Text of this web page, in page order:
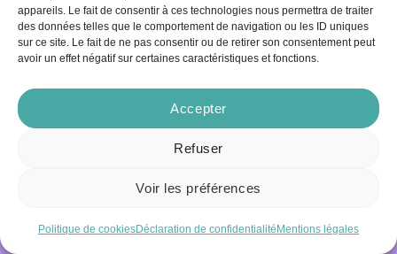
appareils. Le fait de consentir à ces technologies nous permettra de traiter
des données telles que le comportement de navigation ou les ID uniques
sur ce site. Le fait de ne pas consentir ou de retirer son consentement peut
avoir un effet négatif sur certaines caractéristiques et fonctions.
Accepter
Refuser
Voir les préférences
Politique de cookiesDéclaration de confidentialité Mentions légales